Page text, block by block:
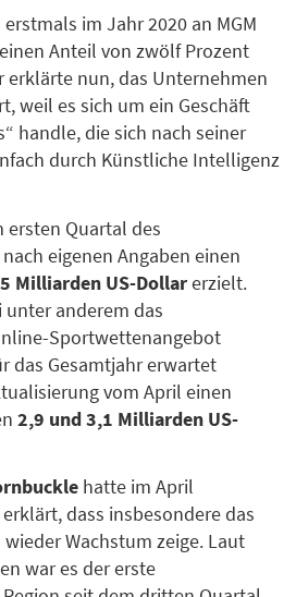
im Jahr 2020 an MGM
Anteil von zwölf Prozent
erklärte nun, das Unternehmen
weil es sich um ein Geschäft
handle, die sich nach seiner
durch Künstliche Intelligenz
ersten Quartal des
eigenen Angaben einen
Milliarden US-Dollarerzielt.
anderem das
Sportwettenangebot
das Gesamtjahr erwartet
vom April einen
2,9 und 3,1 Milliarden US-
hatte im April
dass insbesondere das
wieder Wachstum zeige. Laut
war es der erste